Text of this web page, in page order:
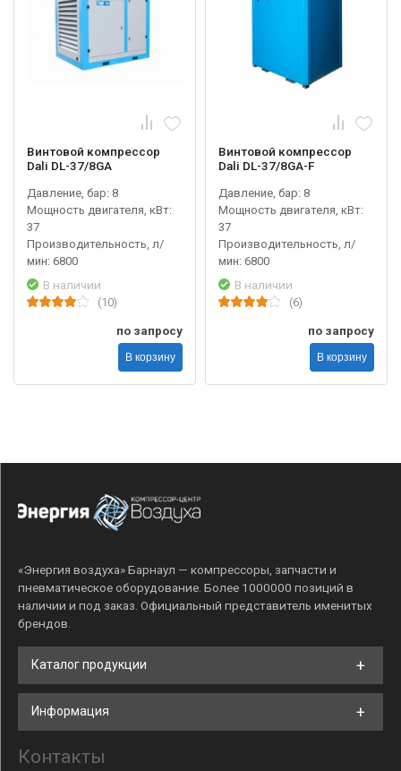
Винтовой компрессор
Dali DL-37/8GA
Давление, бар: 8
Мощность двигателя, кВт:
37
Производительность, л/
мин: 6800
В наличии
(10)
по запросу
В корзину
Винтовой компрессор
Dali DL-37/8GA-F
Давление, бар: 8
Мощность двигателя, кВт:
37
Производительность, л/
мин: 6800
В наличии
(6)
по запросу
В корзину
«Энергия воздуха» Барнаул — компрессоры, запчасти и
пневматическое оборудование. Более 1000000 позиций в
наличии и под заказ. Официальный представитель именитых
брендов.
Каталог продукции
Информация
Контакты